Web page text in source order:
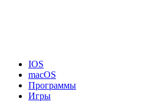
IOS
macOS
Программы
Игры